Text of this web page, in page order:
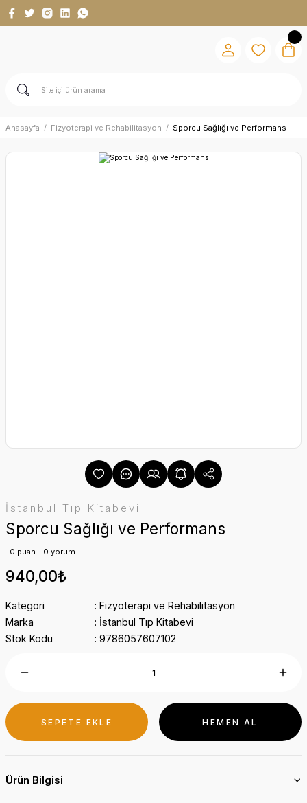
Anasayfa Fizyoterapi ve Rehabilitasyon Sporcu Sağlığı ve Performans
İstanbul Tıp Kitabevi
Sporcu Sağlığı ve Performans
0 puan - 0 yorum
940,00₺
Kategori
Fizyoterapi ve Rehabilitasyon
Marka
İstanbul Tıp Kitabevi
Stok Kodu
9786057607102
SEPETE EKLE HEMEN AL
Ürün Bilgisi